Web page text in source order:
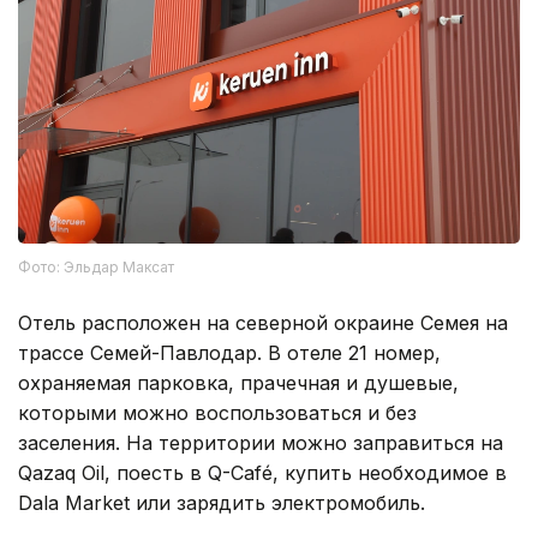
Фото: Эльдар Максат
Отель расположен на северной окраине Семея на
трассе Семей-Павлодар. В отеле 21 номер,
охраняемая парковка, прачечная и душевые,
которыми можно воспользоваться и без
заселения. На территории можно заправиться на
Qazaq Oil, поесть в Q-Café, купить необходимое в
Dala Market или зарядить электромобиль.